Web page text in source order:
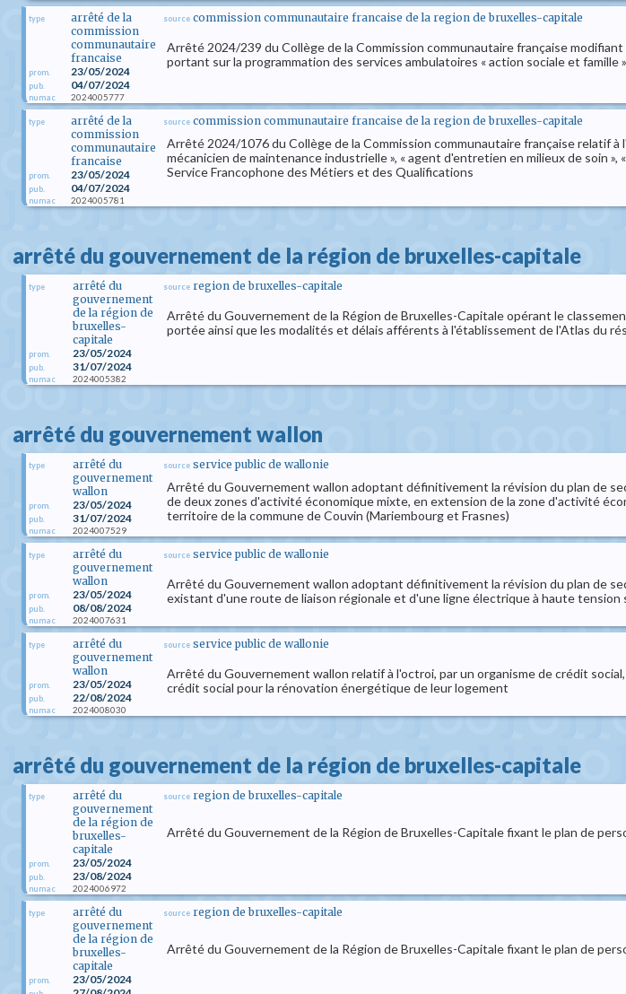
type
arrêté de la
commission
communautaire
francaise
prom. 23/05/2024
pub. 04/07/2024
numac 2024005777
source commission communautaire francaise de la region de bruxelles-capitale
Arrêté 2024/239 du Collège de la Commission communautaire française
portant sur la programmation des services ambulatoires « action sociale et famille
type
arrêté de la
commission
communautaire
francaise
prom. 23/05/2024
pub. 04/07/2024
numac 2024005781
source commission communautaire francaise de la region de bruxelles-capitale
Arrêté 2024/1076 du Collège de la Commission communautaire française relatif
mécanicien de maintenance industrielle », « agent d'entretien en milieux de soin
Service Francophone des Métiers et des Qualifications
arrêté du gouvernement de la région de bruxelles-capitale
type
arrêté du
gouvernement
de la région de
bruxelles-
capitale
prom. 23/05/2024
pub. 31/07/2024
numac 2024005382
source region de bruxelles-capitale
Arrêté du Gouvernement de la Région de Bruxelles-Capitale opérant le
portée ainsi que les modalités et délais afférents à l'établissement de l'Atlas du
arrêté du gouvernement wallon
type
arrêté du
gouvernement
wallon
prom. 23/05/2024
pub. 31/07/2024
numac 2024007529
source service public de wallonie
Arrêté du Gouvernement wallon adoptant définitivement la révision du plan de
de deux zones d'activité économique mixte, en extension de la zone d'activité
territoire de la commune de Couvin (Mariembourg et Frasnes)
type
arrêté du
gouvernement
wallon
prom. 23/05/2024
pub. 08/08/2024
numac 2024007631
source service public de wallonie
Arrêté du Gouvernement wallon adoptant définitivement la révision du plan de
existant d'une route de liaison régionale et d'une ligne électrique à haute tension
type
arrêté du
gouvernement
wallon
prom. 23/05/2024
pub. 22/08/2024
numac 2024008030
source service public de wallonie
Arrêté du Gouvernement wallon relatif à l'octroi, par un organisme de crédit
crédit social pour la rénovation énergétique de leur logement
arrêté du gouvernement de la région de bruxelles-capitale
type
arrêté du
gouvernement
de la région de
bruxelles-
capitale
prom. 23/05/2024
pub. 23/08/2024
numac 2024006972
source region de bruxelles-capitale
Arrêté du Gouvernement de la Région de Bruxelles-Capitale fixant le plan de
type
arrêté du
gouvernement
de la région de
bruxelles-
capitale
prom. 23/05/2024
source region de bruxelles-capitale
Arrêté du Gouvernement de la Région de Bruxelles-Capitale fixant le plan de